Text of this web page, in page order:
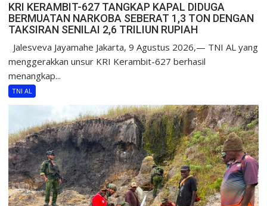
KRI KERAMBIT-627 TANGKAP KAPAL DIDUGA
BERMUATAN NARKOBA SEBERAT 1,3 TON DENGAN
TAKSIRAN SENILAI 2,6 TRILIUN RUPIAH
Jalesveva Jayamahe Jakarta, 9 Agustus 2026,— TNI AL yang
menggerakkan unsur KRI Kerambit-627 berhasil
menangkap...
TNI AL